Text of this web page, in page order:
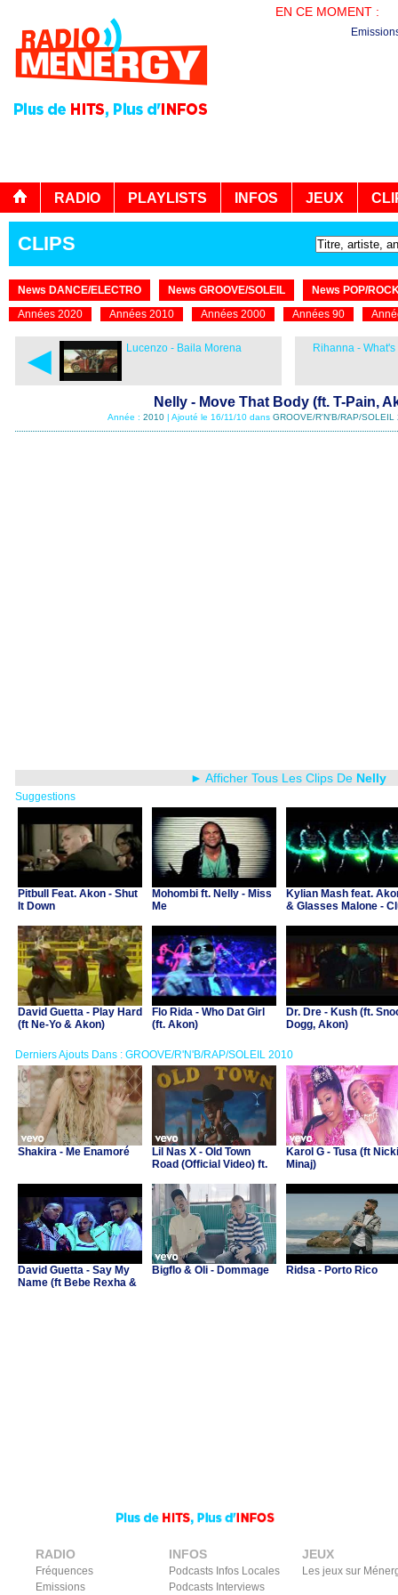
EN CE MOMENT :
RADIO PLAYLISTS INFOS JEUX
CLIPS
News DANCE/ELECTRO News GROOVE/SOLEIL
News POP/
Années 2020
Années 2010 Années 2000 Années 90
◄ Lucenzo - Baila Morena Rihanna -
Nelly - Move That Body (ft. T-Pain,
Année : 2010| Ajouté le 16/11/10 dans GROOVE/R'N'B/RAP/SOLEIL
► Afficher Tous Les Clips De Nelly
Suggestions
Pitbull Feat. Akon - Shut
It Down
Mohombi ft. Nelly - Miss
Me
Kylian Mash feat.
& Glasses Malone -
David Guetta - Play Hard
(ft Ne-Yo & Akon)
Flo Rida - Who Dat Girl
(ft. Akon)
Dr. Dre - Kush (ft.
Dogg, Akon)
Derniers Ajouts Dans : GROOVE/R'N'B/RAP/SOLEIL 2010
Shakira - Me Enamoré
Lil Nas X - Old Town
Road (Official Video) ft.
Karol G - Tusa (ft Nicki
Minaj)
David Guetta - Say My
Name (ft Bebe Rexha &
Bigflo & Oli - Dommage Ridsa - Porto Rico
RADIO
Fréquences
Emissions
INFOS
Podcasts Infos Locales
Podcasts Interviews
JEUX
Les jeux sur